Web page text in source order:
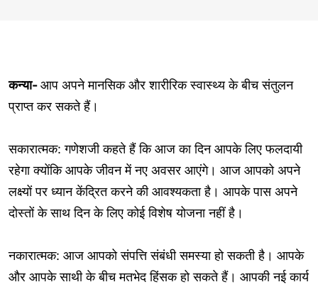
कन्या-आप अपने मानसिक और शारीरिक स्वास्थ्य के बीच संतुलन
प्राप्त कर सकते हैं।
सकारात्मक: गणेशजी कहते हैं कि आज का दिन आपके लिए फलदायी
रहेगा क्योंकि आपके जीवन में नए अवसर आएंगे। आज आपको अपने
लक्ष्यों पर ध्यान केंद्रित करने की आवश्यकता है। आपके पास अपने
दोस्तों के साथ दिन के लिए कोई विशेष योजना नहीं है।
नकारात्मक: आज आपको संपत्ति संबंधी समस्या हो सकती है। आपके
और आपके साथी के बीच मतभेद हिंसक हो सकते हैं। आपकी नई कार्य